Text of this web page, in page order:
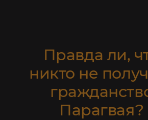
Правда ли,
никто не
Парагвая?